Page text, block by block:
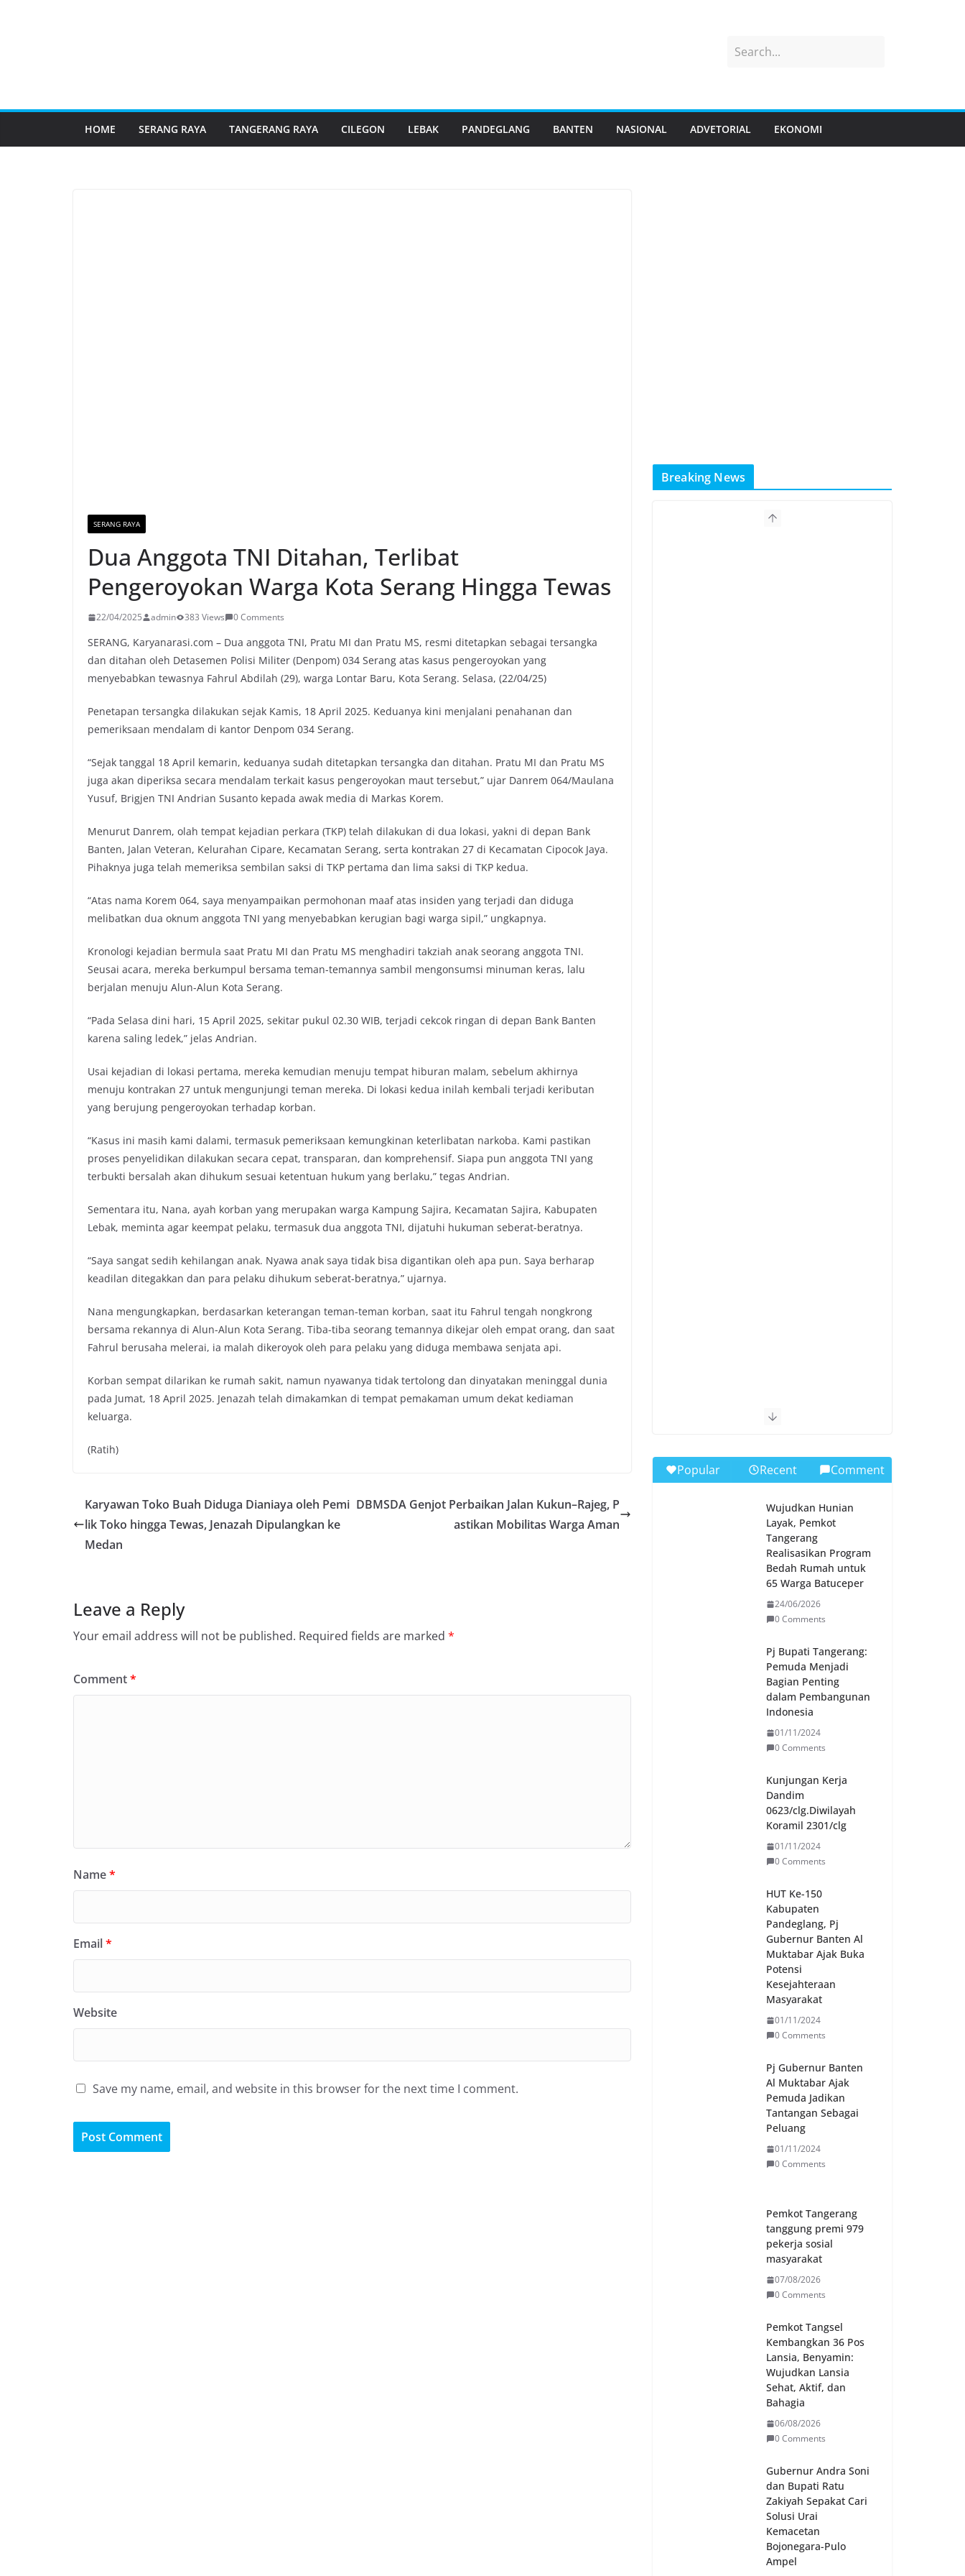
HOME SERANG RAYA TANGERANG RAYA CILEGON LEBAK PANDEGLANG BANTEN NASIONAL ADVETORIAL EKONOMI
SERANG RAYA
Dua Anggota TNI Ditahan, Terlibat
Pengeroyokan Warga Kota Serang Hingga Tewas
22/04/2025 admin 383 Views 0 Comments
SERANG, Karyanarasi.com – Dua anggota TNI, Pratu MI dan Pratu MS, resmi ditetapkan sebagai tersangka
dan ditahan oleh Detasemen Polisi Militer (Denpom) 034 Serang atas kasus pengeroyokan yang
menyebabkan tewasnya Fahrul Abdilah (29), warga Lontar Baru, Kota Serang. Selasa, (22/04/25)
Penetapan tersangka dilakukan sejak Kamis, 18 April 2025. Keduanya kini menjalani penahanan dan
pemeriksaan mendalam di kantor Denpom 034 Serang.
“Sejak tanggal 18 April kemarin, keduanya sudah ditetapkan tersangka dan ditahan. Pratu MI dan Pratu MS
juga akan diperiksa secara mendalam terkait kasus pengeroyokan maut tersebut,” ujar Danrem 064/Maulana
Yusuf, Brigjen TNI Andrian Susanto kepada awak media di Markas Korem.
Menurut Danrem, olah tempat kejadian perkara (TKP) telah dilakukan di dua lokasi, yakni di depan Bank
Banten, Jalan Veteran, Kelurahan Cipare, Kecamatan Serang, serta kontrakan 27 di Kecamatan Cipocok Jaya.
Pihaknya juga telah memeriksa sembilan saksi di TKP pertama dan lima saksi di TKP kedua.
“Atas nama Korem 064, saya menyampaikan permohonan maaf atas insiden yang terjadi dan diduga
melibatkan dua oknum anggota TNI yang menyebabkan kerugian bagi warga sipil,” ungkapnya.
Kronologi kejadian bermula saat Pratu MI dan Pratu MS menghadiri takziah anak seorang anggota TNI.
Seusai acara, mereka berkumpul bersama teman-temannya sambil mengonsumsi minuman keras, lalu
berjalan menuju Alun-Alun Kota Serang.
“Pada Selasa dini hari, 15 April 2025, sekitar pukul 02.30 WIB, terjadi cekcok ringan di depan Bank Banten
karena saling ledek,” jelas Andrian.
Usai kejadian di lokasi pertama, mereka kemudian menuju tempat hiburan malam, sebelum akhirnya
menuju kontrakan 27 untuk mengunjungi teman mereka. Di lokasi kedua inilah kembali terjadi keributan
yang berujung pengeroyokan terhadap korban.
“Kasus ini masih kami dalami, termasuk pemeriksaan kemungkinan keterlibatan narkoba. Kami pastikan
proses penyelidikan dilakukan secara cepat, transparan, dan komprehensif. Siapa pun anggota TNI yang
terbukti bersalah akan dihukum sesuai ketentuan hukum yang berlaku,” tegas Andrian.
Sementara itu, Nana, ayah korban yang merupakan warga Kampung Sajira, Kecamatan Sajira, Kabupaten
Lebak, meminta agar keempat pelaku, termasuk dua anggota TNI, dijatuhi hukuman seberat-beratnya.
“Saya sangat sedih kehilangan anak. Nyawa anak saya tidak bisa digantikan oleh apa pun. Saya berharap
keadilan ditegakkan dan para pelaku dihukum seberat-beratnya,” ujarnya.
Nana mengungkapkan, berdasarkan keterangan teman-teman korban, saat itu Fahrul tengah nongkrong
bersama rekannya di Alun-Alun Kota Serang. Tiba-tiba seorang temannya dikejar oleh empat orang, dan saat
Fahrul berusaha melerai, ia malah dikeroyok oleh para pelaku yang diduga membawa senjata api.
Korban sempat dilarikan ke rumah sakit, namun nyawanya tidak tertolong dan dinyatakan meninggal dunia
pada Jumat, 18 April 2025. Jenazah telah dimakamkan di tempat pemakaman umum dekat kediaman
keluarga.
(Ratih)
Karyawan Toko Buah Diduga Dianiaya oleh Pemi
lik Toko hingga Tewas, Jenazah Dipulangkan ke
Medan
DBMSDA Genjot Perbaikan Jalan Kukun–Rajeg, P
astikan Mobilitas Warga Aman
Leave a Reply
Your email address will not be published. Required fields are marked *
Comment*
Name*
Email*
Website
Save my name, email, and website in this browser for the next time I comment.
Breaking News
Popular Recent Comment
Wujudkan Hunian
Layak, Pemkot
Tangerang
Realisasikan Program
Bedah Rumah untuk
65 Warga Batuceper
24/06/2026
0 Comments
Pj Bupati Tangerang:
Pemuda Menjadi
Bagian Penting
dalam Pembangunan
Indonesia
01/11/2024
0 Comments
Kunjungan Kerja
Dandim
0623/clg.Diwilayah
Koramil 2301/clg
01/11/2024
0 Comments
HUT Ke-150
Kabupaten
Pandeglang, Pj
Gubernur Banten Al
Muktabar Ajak Buka
Potensi
Kesejahteraan
Masyarakat
01/11/2024
0 Comments
Pj Gubernur Banten
Al Muktabar Ajak
Pemuda Jadikan
Tantangan Sebagai
Peluang
01/11/2024
0 Comments
Pemkot Tangerang
tanggung premi 979
pekerja sosial
masyarakat
07/08/2026
0 Comments
Pemkot Tangsel
Kembangkan 36 Pos
Lansia, Benyamin:
Wujudkan Lansia
Sehat, Aktif, dan
Bahagia
06/08/2026
0 Comments
Gubernur Andra Soni
dan Bupati Ratu
Zakiyah Sepakat Cari
Solusi Urai
Kemacetan
Bojonegara-Pulo
Ampel